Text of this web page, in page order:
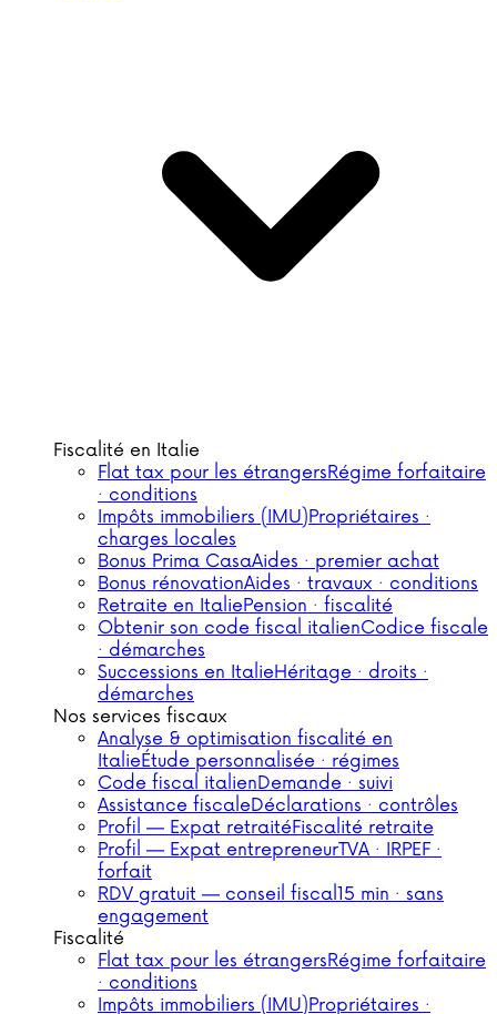
Fiscalité en Italie
Flat tax pour les étrangersRégime forfaitaire
· conditions
Impôts immobiliers (IMU)Propriétaires ·
charges locales
Bonus Prima CasaAides · premier achat
Bonus rénovationAides · travaux · conditions
Retraite en ItaliePension · fiscalité
Obtenir son code fiscal italienCodice fiscale
· démarches
Successions en ItalieHéritage · droits ·
démarches
Nos services fiscaux
Analyse & optimisation fiscalité en
ItalieÉtude personnalisée · régimes
Code fiscal italienDemande · suivi
Assistance fiscaleDéclarations · contrôles
Profil — Expat retraitéFiscalité retraite
Profil — Expat entrepreneurTVA · IRPEF ·
forfait
RDV gratuit — conseil fiscal15 min · sans
engagement
Fiscalité
Flat tax pour les étrangersRégime forfaitaire
· conditions
Impôts immobiliers (IMU)Propriétaires ·